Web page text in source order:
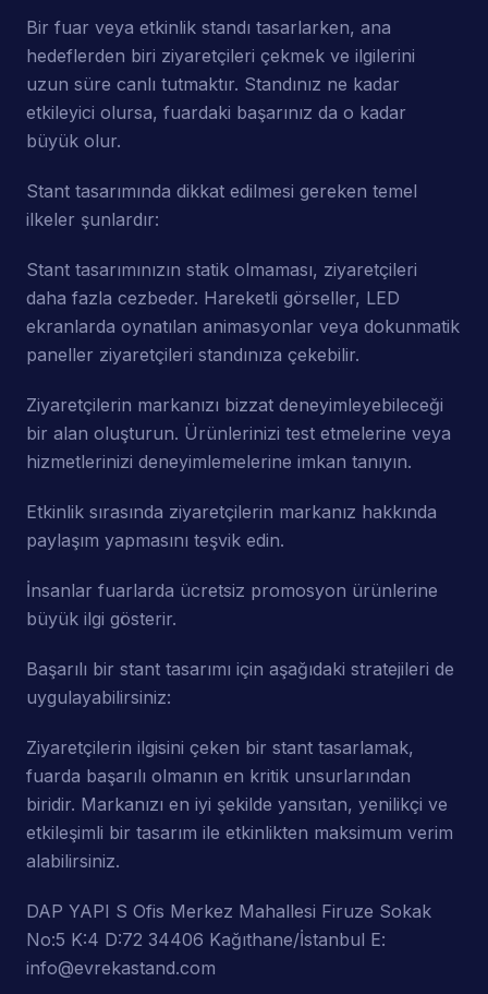
Bir fuar veya etkinlik standı tasarlarken, ana
hedeflerden biri ziyaretçileri çekmek ve ilgilerini
uzun süre canlı tutmaktır. Standınız ne kadar
etkileyici olursa, fuardaki başarınız da o kadar
büyük olur.
Stant tasarımında dikkat edilmesi gereken temel
ilkeler şunlardır:
Stant tasarımınızın statik olmaması, ziyaretçileri
daha fazla cezbeder. Hareketli görseller, LED
ekranlarda oynatılan animasyonlar veya dokunmatik
paneller ziyaretçileri standınıza çekebilir.
Ziyaretçilerin markanızı bizzat deneyimleyebileceği
bir alan oluşturun. Ürünlerinizi test etmelerine veya
hizmetlerinizi deneyimlemelerine imkan tanıyın.
Etkinlik sırasında ziyaretçilerin markanız hakkında
paylaşım yapmasını teşvik edin.
İnsanlar fuarlarda ücretsiz promosyon ürünlerine
büyük ilgi gösterir.
Başarılı bir stant tasarımı için aşağıdaki stratejileri de
uygulayabilirsiniz:
Ziyaretçilerin ilgisini çeken bir stant tasarlamak,
fuarda başarılı olmanın en kritik unsurlarından
biridir. Markanızı en iyi şekilde yansıtan, yenilikçi ve
etkileşimli bir tasarım ile etkinlikten maksimum verim
alabilirsiniz.
DAP YAPI S Ofis Merkez Mahallesi Firuze Sokak
No:5 K:4 D:72 34406 Kağıthane/İstanbul E:
info@evrekastand.com